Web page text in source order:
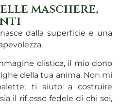
maschere,
dalla superficie e una
olistica, il mio dono
della tua anima. Non mi
ti aiuto a costruire
il riflesso fedele di chi sei,